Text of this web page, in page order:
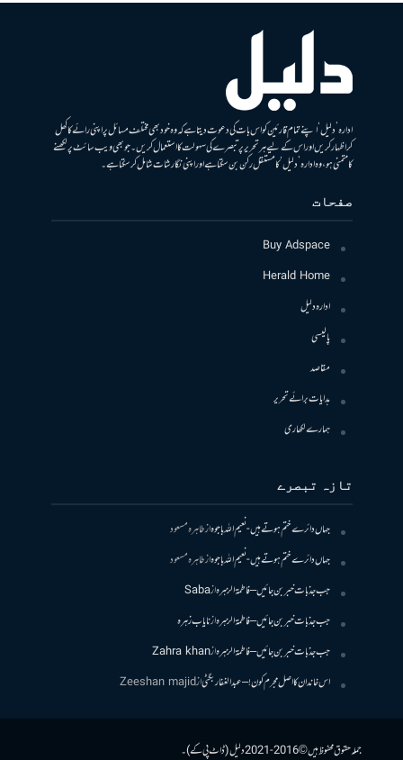
ادارہ ’دلیل‘ اپنے تمام قارئین کو اس بات کی دعوت دیتا ہے کہ وہ خود بھی مختلف مسائل پر اپنی رائے کا کھل
کر اظہار کریں اور اس کے لیے ہر تحریر پر تبصرے کی سہولت کا استعمال کریں۔ جو بھی ویب سائٹ پر لکھنے
کا متمنی ہو، وہ ادارہ ’دلیل‘ کا مستقل رکن بن سکتا ہے اور اپنی نگارشات شامل کرسکتا ہے۔
صفحات
Buy Adspace
Herald Home
ادارہ دلیل
پالیسی
مقاصد
ہدایات برائے تحریر
ہمارے لکھاری
تازہ تبصرے
جہاں دائرے ختم ہوتے ہیں- نعیم اللہ باجوہازطاہرہ مسعود
جہاں دائرے ختم ہوتے ہیں- نعیم اللہ باجوہازطاہرہ مسعود
جب جذبات خبر بن جائیں – فاطمۃالزہرہازSaba
جب جذبات خبر بن جائیں – فاطمۃالزہرہازنایاب زہرہ
جب جذبات خبر بن جائیں – فاطمۃالزہرہازZahra khan
اس خاندان کا اصل مجرم کون! – عبدالغفار بگٹیازZeeshan majid
جملہ حقوق محفوظ ہیں © 2016-2021 دلیل (ڈاٹ پی کے)۔